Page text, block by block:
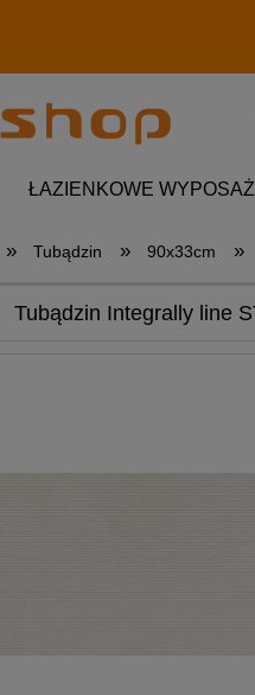
ŁAZIENKOWE
» Tubądzin » 90x33cm »
Tubądzin Integrally line